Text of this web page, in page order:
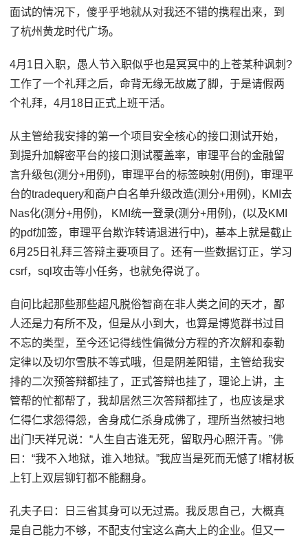
面试的情况下，傻乎乎地就从对我还不错的携程出来，到
了杭州黄龙时代广场。
4月1日入职，愚人节入职似乎也是冥冥中的上苍某种讽刺?
工作了一个礼拜之后，命背无缘无故崴了脚，于是请假两
个礼拜，4月18日正式上班干活。
从主管给我安排的第一个项目安全核心的接口测试开始，
到提升加解密平台的接口测试覆盖率，审理平台的金融留
言升级包(测分+用例)，审理平台的标签映射(用例)，审理平
台的tradequery和商户白名单升级改造(测分+用例)，KMI去
Nas化(测分+用例)， KMI统一登录(测分+用例)，(以及KMI
的pdf加签，审理平台欺诈转请退进行中)，基本上就是截止
6月25日礼拜三答辩主要项目了。还有一些数据订正，学习
csrf，sql攻击等小任务，也就免得说了。
自问比起那些那些超凡脱俗智商在非人类之间的天才，鄙
人还是力有所不及，但是从小到大，也算是博览群书过目
不忘的类型，至今还记得线性偏微分方程的齐次解和泰勒
定律以及切尔雪肤不等式哦，但是阴差阳错，主管给我安
排的二次预答辩都挂了，正式答辩也挂了，理论上讲，主
管帮的忙都帮了，我却居然三次答辩都挂了，也应该是求
仁得仁求怨得怨，舍身成仁杀身成佛了，理所当然被扫地
出门!天祥兄说：“人生自古谁无死，留取丹心照汗青。”佛
曰：“我不入地狱，谁入地狱。”我应当是死而无憾了!棺材板
上钉上双层铆钉都不能翻身。
孔夫子曰：日三省其身可以无过焉。我反思自己，大概真
是自己能力不够，不配支付宝这么高大上的企业。但又一